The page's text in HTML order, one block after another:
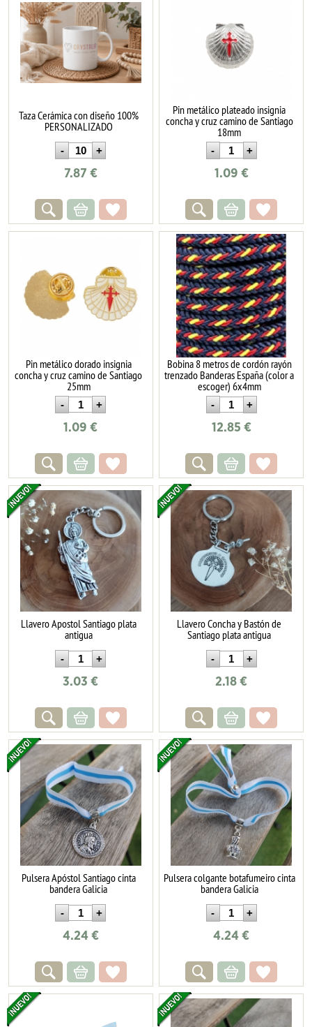
Taza Cerámica con diseño 100%
PERSONALIZADO
7.87 €
Pin metálico plateado insignia
concha y cruz camino de Santiago
18mm
1.09 €
Pin metálico dorado insignia
concha y cruz camino de Santiago
25mm
1.09 €
Bobina 8 metros de cordón rayón
trenzado Banderas España (color a
escoger) 6x4mm
12.85 €
Llavero Apostol Santiago plata
antigua
3.03 €
Llavero Concha y Bastón de
Santiago plata antigua
2.18 €
Pulsera Apóstol Santiago cinta
bandera Galicia
4.24€
Pulsera colgante botafumeiro cinta
bandera Galicia
4.24 €